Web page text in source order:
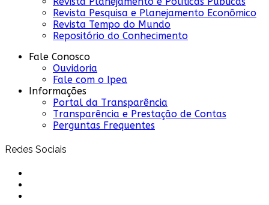
Revista Pesquisa e Planejamento Econômico
Revista Tempo do Mundo
Repositório do Conhecimento
Fale Conosco
Ouvidoria
Fale com o Ipea
Informações
Portal da Transparência
Transparência e Prestação de Contas
Perguntas Frequentes
Redes Sociais